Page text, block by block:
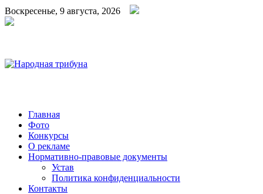
Воскресенье, 9 августа, 2026
Народная трибуна
Калининская районная газета
Главная
Фото
Конкурсы
О рекламе
Нормативно-правовые документы
Устав
Политика конфиденциальности
Контакты